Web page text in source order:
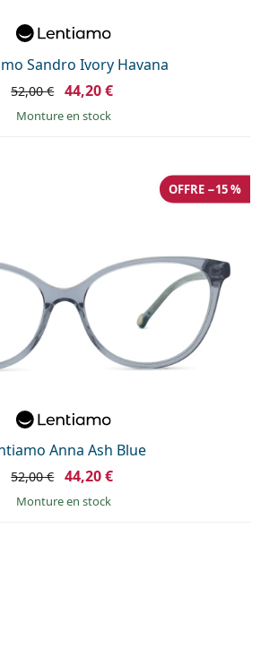
Sandro Ivory Havana
52,00 € 44,20 €
Monture en stock
Anna Ash Blue
OFFRE −15 %
52,00 € 44,20 €
Monture en stock